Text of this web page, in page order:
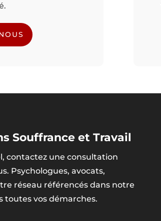
Souffrance et Travail
contactez une consultation
Psychologues, avocats,
réseau référencés dans notre
toutes vos démarches.